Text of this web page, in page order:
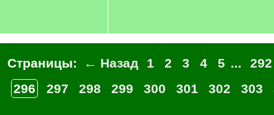
Страницы: ← Назад 1 2 3 4 5 ...
292
296
297 298 299 300 301 302 303